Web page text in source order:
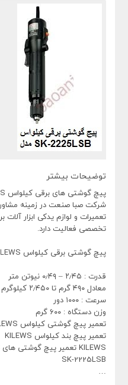
توضیحات بیشتر
پیچ گوشتی های برقی کیلواس KILEWS مدل SK-2225LSB
شرکت صبا صنعت در زمینه
تخصصی فعالیت دارد.
پیچ گوشتی برقی کیلواس SK-2225LSB KILEWS
قدرت : ۲٫۴۵ – ۰٫۴۹ نیوتن متر
معادل ۴۹۰ گرم تا ۲٫۴۵۰ کیلوگرم
سرعت : ۱۰۰۰ دور
وزن دستگاه : ۶۰۰ گرم
تعمیر پیچ گوشتی کیلواس KILEWS
تعمیر پیچ بند کیلواس KILEWS
KILEWS تعمیر پیچ گوشتی های ترکمتردار کیلواس
SK-2225LSB
…